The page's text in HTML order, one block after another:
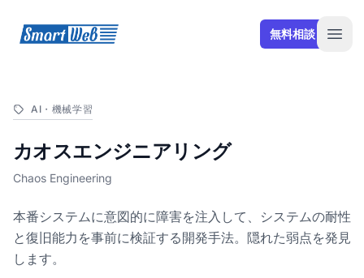
SmartWeb 無料相談
AI・機械学習
カオスエンジニアリング
Chaos Engineering
本番システムに意図的に障害を注入して、システムの耐性
と復旧能力を事前に検証する開発手法。隠れた弱点を発見
します。